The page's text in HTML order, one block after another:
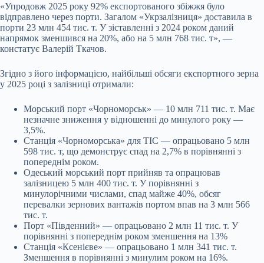
«Упродовж 2025 року 92% експортованого збіжжя було
відправлено через порти. Загалом «Укрзалізниця» доставила в
порти 23 млн 454 тис. т. У зіставленні з 2024 роком даний
напрямок зменшився на 20%, або на 5 млн 768 тис. т», —
констатує Валерій Ткачов.
Згідно з його інформацією, найбільші обсяги експортного зерна
у 2025 році з залізниці отримали:
Морський порт «Чорноморськ» — 10 млн 711 тис. т. Має
незначне зниження у відношенні до минулого року —
3,5%.
Станція «Чорноморська» для ТІС — опрацьовано 5 млн
598 тис. т, що демонструє спад на 2,7% в порівнянні з
попереднім роком.
Одеський морський порт прийняв та опрацював
залізницею 5 млн 400 тис. т. У порівнянні з
минулорічними числами, спад майже 40%, обсяг
перевалки зернових вантажів портом впав на 3 млн 566
тис. т.
Порт «Південний» — опрацьовано 2 млн 11 тис. т. У
порівнянні з попереднім роком зменшення на 13%
Станція «Ксенієве» — опрацьовано 1 млн 341 тис. т.
Зменшення в порівнянні з минулим роком на 16%.